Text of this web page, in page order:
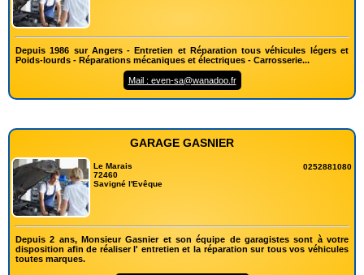
Depuis 1986 sur Angers - Entretien et Réparation tous véhicules légers et
Poids-lourds - Réparations mécaniques et électriques - Carrosserie...
Mail : even-sa@wanadoo.fr
GARAGE GASNIER
Le Marais
72460
Savigné l'Evêque
0252881080
Depuis 2 ans, Monsieur Gasnier et son équipe de garagistes sont à votre
disposition afin de réaliser l' entretien et la réparation sur tous vos véhicules
toutes marques.